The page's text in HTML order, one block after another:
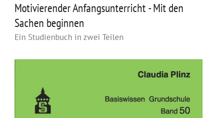
Motivierender Anfangsunterricht - Mit den
Sachen beginnen
Ein Studienbuch in zwei Teilen